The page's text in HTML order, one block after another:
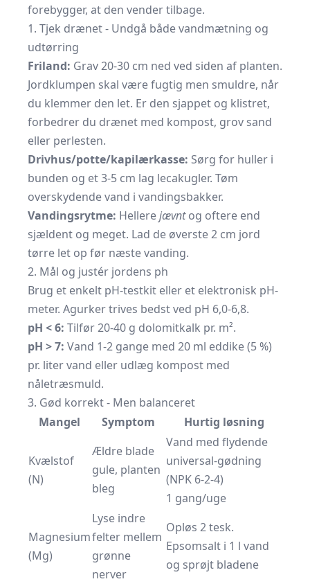
forebygger, at den vender tilbage.
1. Tjek drænet - Undgå både vandmætning og
udtørring
Friland: Grav 20-30 cm ned ved siden af planten.
Jordklumpen skal være fugtig men smuldre, når
du klemmer den let. Er den sjappet og klistret,
forbedrer du drænet med kompost, grov sand
eller perlesten.
Drivhus/potte/kapilærkasse: Sørg for huller i
bunden og et 3-5 cm lag lecakugler. Tøm
overskydende vand i vandingsbakker.
Vandingsrytme: Hellerejævntog oftere end
sjældent og meget. Lad de øverste 2 cm jord
tørre let op før næste vanding.
2. Mål og justér jordens ph
Brug et enkelt pH-testkit eller et elektronisk pH-
meter. Agurker trives bedst ved pH 6,0-6,8.
pH < 6: Tilfør 20-40 g dolomitkalk pr. m².
pH > 7: Vand 1-2 gange med 20 ml eddike (5 %)
pr. liter vand eller udlæg kompost med
nåletræsmuld.
3. Gød korrekt - Men balanceret
Mangel
Symptom Hurtig løsning
Kvælstof
(N)
Ældre blade
gule, planten
bleg
Vand med flydende
universal-gødning
(NPK 6-2-4)
1 gang/uge
Magnesium
(Mg)
Lyse indre
felter mellem
grønne
nerver
Opløs 2 tesk.
Epsomsalt i 1 l vand
og sprøjt bladene